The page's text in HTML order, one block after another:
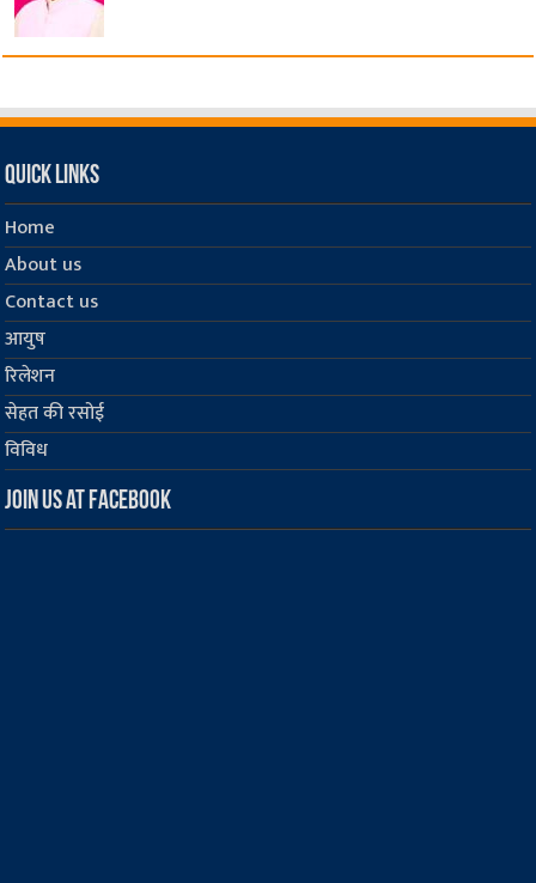
Quick Links
Home
About us
Contact us
आयुष
रिलेशन
सेहत की रसोई
विविध
Join us at Facebook